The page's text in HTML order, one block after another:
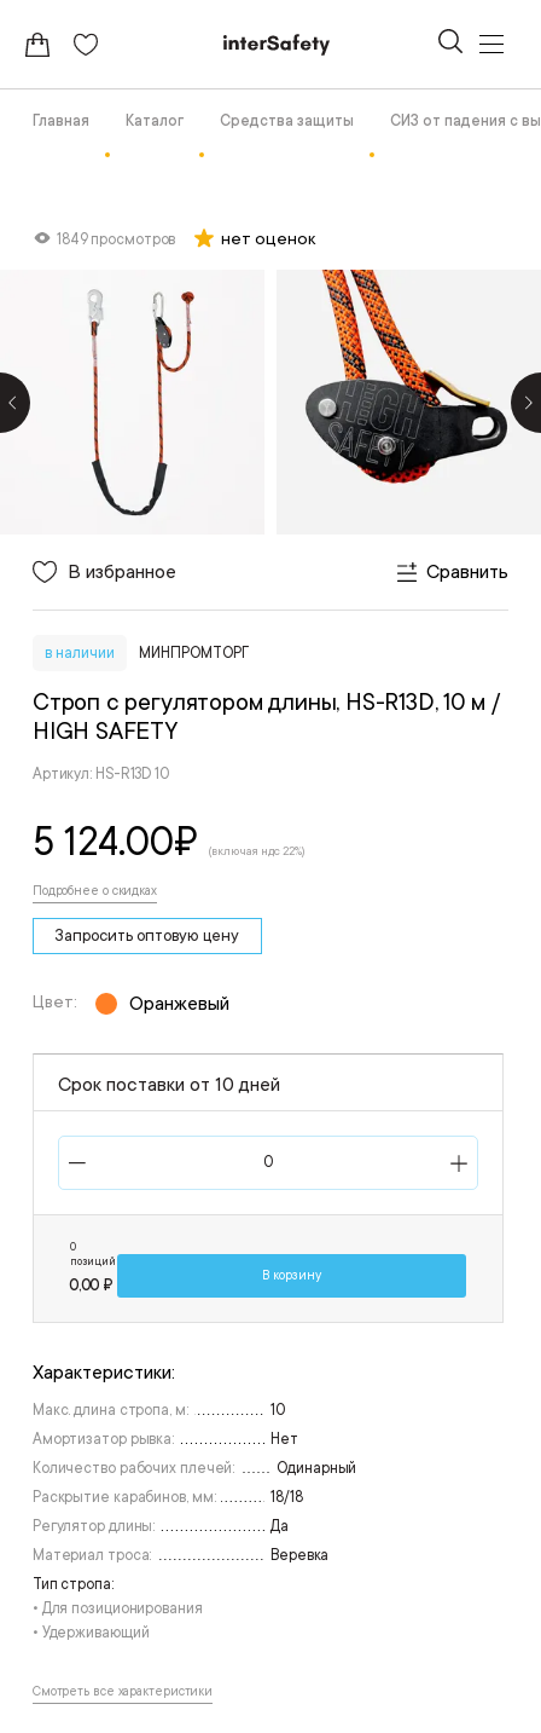
Главная Каталог Средства защиты СИЗ от падения с
1849 просмотров нет оценок
В избранное Сравнить
в наличии МИНПРОМТОРГ
Строп с регулятором длины, HS-R13D, 10 м /
HIGH SAFETY
Артикул: HS-R13D 10
5 124.00₽ (включая ндс 22%)
Подробнее о скидках
Запросить оптовую цену
Цвет: Оранжевый
Срок поставки от 10 дней
0
позиций
0,00 ₽
В корзину
Характеристики:
Макс. длина стропа, м:
10
Амортизатор рывка:
Нет
Количество рабочих плечей:
Одинарный
Раскрытие карабинов, мм:
18/18
Регулятор длины:
Да
Материал троса:
Веревка
Тип стропа:
• Для позиционирования
• Удерживающий
Смотреть все характеристики